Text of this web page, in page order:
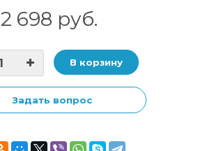
2 698 руб.
В корзину
Задать вопрос